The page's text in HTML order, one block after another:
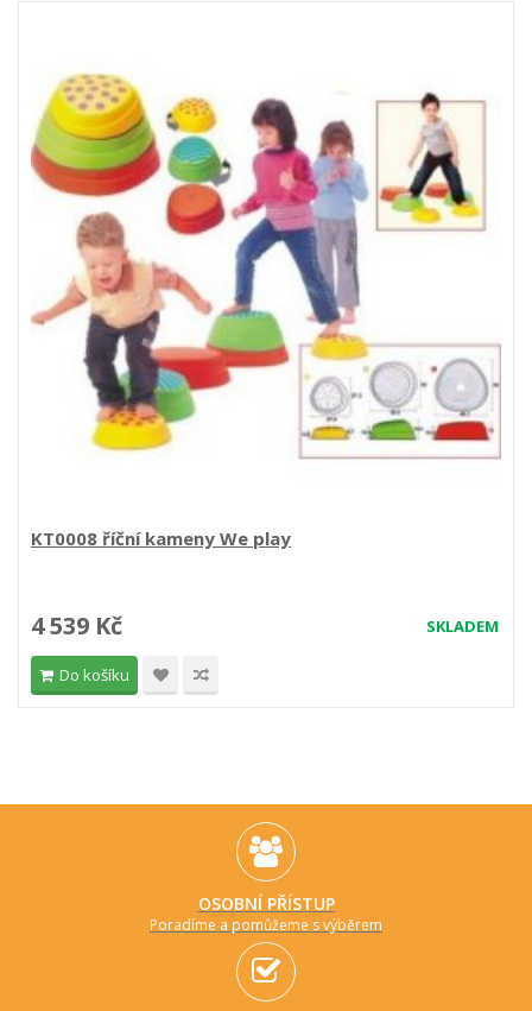
KT0008 říční kameny We play
SKLADEM
4 539 Kč
Do košíku
OSOBNÍ PŘÍSTUP
Poradíme a pomůžeme s výběrem